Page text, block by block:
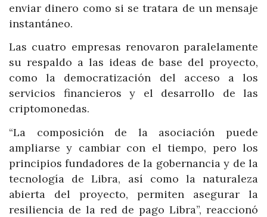
enviar dinero como si se tratara de un mensaje
instantáneo.
Las cuatro empresas renovaron paralelamente
su respaldo a las ideas de base del proyecto,
como la democratización del acceso a los
servicios financieros y el desarrollo de las
criptomonedas.
“La composición de la asociación puede
ampliarse y cambiar con el tiempo, pero los
principios fundadores de la gobernancia y de la
tecnología de Libra, así como la naturaleza
abierta del proyecto, permiten asegurar la
resiliencia de la red de pago Libra”, reaccionó